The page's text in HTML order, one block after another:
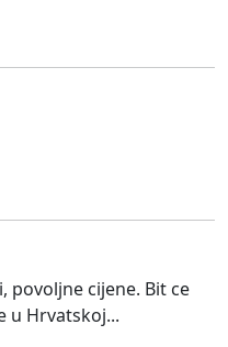
povoljne cijene. Bit ce
u Hrvatskoj...